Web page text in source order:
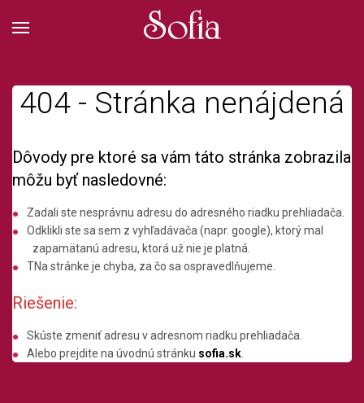
404 - Stránka nenájdená
Dôvody pre ktoré sa vám táto stránka zobrazila
môžu byť nasledovné:
Zadali ste nesprávnu adresu do adresného riadku prehliadača.
Odklikli ste sa sem z vyhľadávača (napr. google), ktorý mal
zapamätanú adresu, ktorá už nie je platná.
TNa stránke je chyba, za čo sa ospravedlňujeme.
Riešenie:
Skúste zmeniť adresu v adresnom riadku prehliadača.
Alebo prejdite na úvodnú stránku sofia.sk